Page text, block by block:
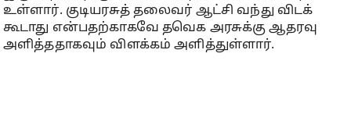
உள்ளார். குடியரசுத் தலைவர் ஆட்சி வந்து விடக்
கூடாது என்பதற்காகவே தவெக அரசுக்கு ஆதரவு
அளித்ததாகவும் விளக்கம் அளித்துள்ளார்.